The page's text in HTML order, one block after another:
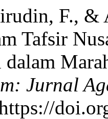
F., &
Tafsir
Jurnal